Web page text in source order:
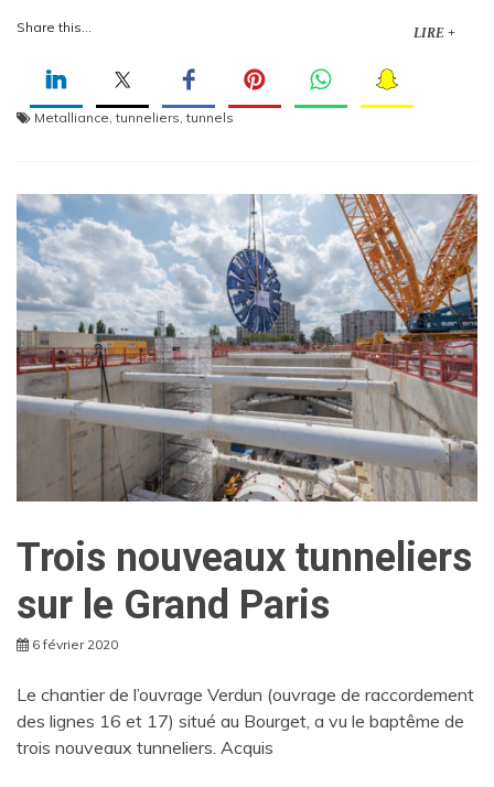
Share this... LIRE +
Metalliance ,tunneliers ,tunnels
Trois nouveaux tunneliers
sur le Grand Paris
6 février 2020
Le chantier de l’ouvrage Verdun (ouvrage de raccordement
des lignes 16 et 17) situé au Bourget, a vu le baptême de
trois nouveaux tunneliers. Acquis